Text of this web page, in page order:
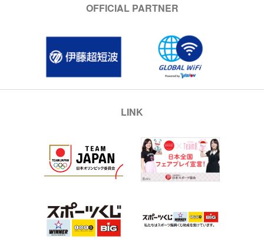
OFFICIAL PARTNER
LINK